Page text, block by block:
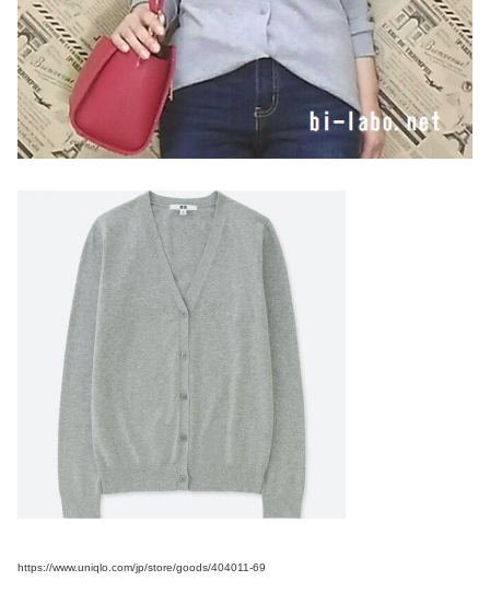
https://www.uniqlo.com/jp/store/goods/404011-69